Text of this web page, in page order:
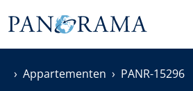
Appartementen PANR-15296